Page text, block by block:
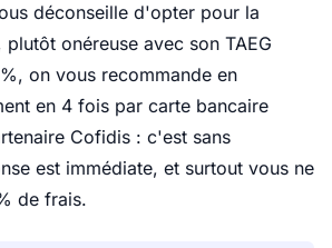
déconseille d'opter pour la
onéreuse avec son TAEG
on vous recommande en
en 4 fois par carte bancaire
Cofidis : c'est sans
est immédiate, et surtout vous ne
de frais.